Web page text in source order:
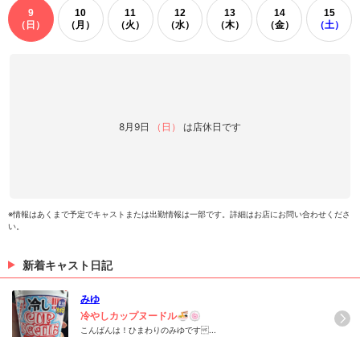
9
（日）
10
（月）
11
（火）
12
（水）
13
（木）
14
（金）
15
（土）
8月9日 （日） は店休日です
※情報はあくまで予定でキャストまたは出勤情報は一部です。詳細はお店にお問い合わせくださ
い。
新着キャスト日記
みゆ
冷やしカップヌードル🍜🍥
こんばんは！ひまわりのみゆです...